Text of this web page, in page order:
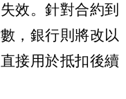
效。針對合約到
，銀行則將改以
接用於抵扣後續